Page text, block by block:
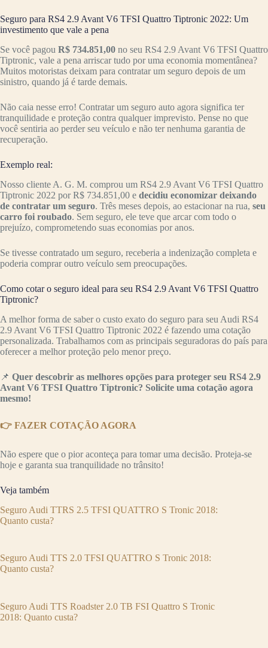
Seguro para RS4 2.9 Avant V6 TFSI Quattro Tiptronic 2022: Um
investimento que vale a pena
Se você pagou R$ 734.851,00 no seu RS4 2.9 Avant V6 TFSI Quattro
Tiptronic, vale a pena arriscar tudo por uma economia momentânea?
Muitos motoristas deixam para contratar um seguro depois de um
sinistro, quando já é tarde demais.
Não caia nesse erro! Contratar um seguro auto agora significa ter
tranquilidade e proteção contra qualquer imprevisto. Pense no que
você sentiria ao perder seu veículo e não ter nenhuma garantia de
recuperação.
Exemplo real:
Nosso cliente A. G. M. comprou um RS4 2.9 Avant V6 TFSI Quattro
Tiptronic 2022 por R$ 734.851,00 e decidiu economizar deixando
de contratar um seguro. Três meses depois, ao estacionar na rua, seu
carro foi roubado. Sem seguro, ele teve que arcar com todo o
prejuízo, comprometendo suas economias por anos.
Se tivesse contratado um seguro, receberia a indenização completa e
poderia comprar outro veículo sem preocupações.
Como cotar o seguro ideal para seu RS4 2.9 Avant V6 TFSI Quattro
Tiptronic?
A melhor forma de saber o custo exato do seguro para seu Audi RS4
2.9 Avant V6 TFSI Quattro Tiptronic 2022 é fazendo uma cotação
personalizada. Trabalhamos com as principais seguradoras do país para
oferecer a melhor proteção pelo menor preço.
📌 Quer descobrir as melhores opções para proteger seu RS4 2.9
Avant V6 TFSI Quattro Tiptronic? Solicite uma cotação agora
mesmo!
👉 FAZER COTAÇÃO AGORA
Não espere que o pior aconteça para tomar uma decisão. Proteja-se
hoje e garanta sua tranquilidade no trânsito!
Veja também
Seguro Audi TTRS 2.5 TFSI QUATTRO S Tronic 2018:
Quanto custa?
Seguro Audi TTS 2.0 TFSI QUATTRO S Tronic 2018:
Quanto custa?
Seguro Audi TTS Roadster 2.0 TB FSI Quattro S Tronic
2018: Quanto custa?